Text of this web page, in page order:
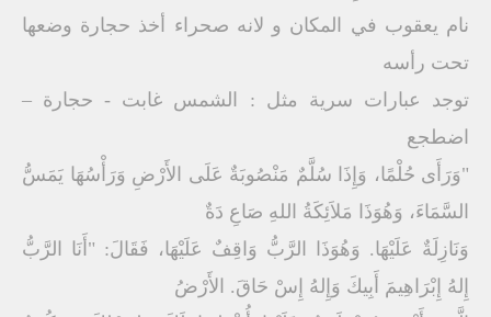
نام يعقوب في المكان و لانه صحراء أخذ حجارة وضعها
تحت رأسه
توجد عبارات سرية مثل : الشمس غابت - حجارة –
اضطجع
"وَرَأَى حُلْمًا، وَإِذَا سُلَّمٌ مَنْصُوبَةٌ عَلَى الأَرْضِ وَرَأْسُهَا يَمَسُّ
السَّمَاءَ، وَهُوَذَا مَلاَئِكَةُ اللهِ صَاعِ دَةٌ
وَنَازِلَةٌ عَلَيْهَا. وَهُوَذَا الرَّبُّ وَاقِفٌ عَلَيْهَا، فَقَالَ: "أَنَا الرَّبُّ
إِلهُ إِبْرَاهِيمَ أَبِيكَ وَإِلهُ إِسْ حَاقَ. الأَرْضُ